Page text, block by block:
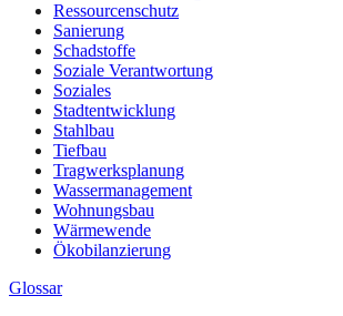
Ressourcenschutz
Sanierung
Schadstoffe
Soziale Verantwortung
Soziales
Stadtentwicklung
Stahlbau
Tiefbau
Tragwerksplanung
Wassermanagement
Wohnungsbau
Wärmewende
Ökobilanzierung
Glossar